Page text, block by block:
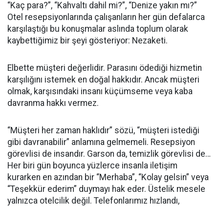
“Kaç para?”, “Kahvaltı dahil mi?”, “Denize yakın mı?”
Otel resepsiyonlarında çalışanların her gün defalarca
karşılaştığı bu konuşmalar aslında toplum olarak
kaybettiğimiz bir şeyi gösteriyor: Nezaketi.
Elbette müşteri değerlidir. Parasını ödediği hizmetin
karşılığını istemek en doğal hakkıdır. Ancak müşteri
olmak, karşısındaki insanı küçümseme veya kaba
davranma hakkı vermez.
“Müşteri her zaman haklıdır” sözü, “müşteri istediği
gibi davranabilir” anlamına gelmemeli. Resepsiyon
görevlisi de insandır. Garson da, temizlik görevlisi de…
Her biri gün boyunca yüzlerce insanla iletişim
kurarken en azından bir “Merhaba”, “Kolay gelsin” veya
“Teşekkür ederim” duymayı hak eder. Üstelik mesele
yalnızca otelcilik değil. Telefonlarımız hızlandı,